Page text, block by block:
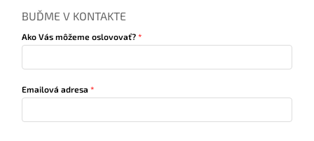
BUĎME V KONTAKTE
Ako Vás môžeme oslovovať?
Emailová adresa